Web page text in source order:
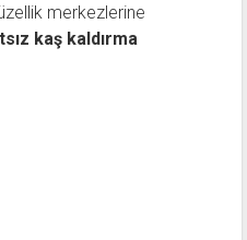
merkezlerine
kaş kaldırma